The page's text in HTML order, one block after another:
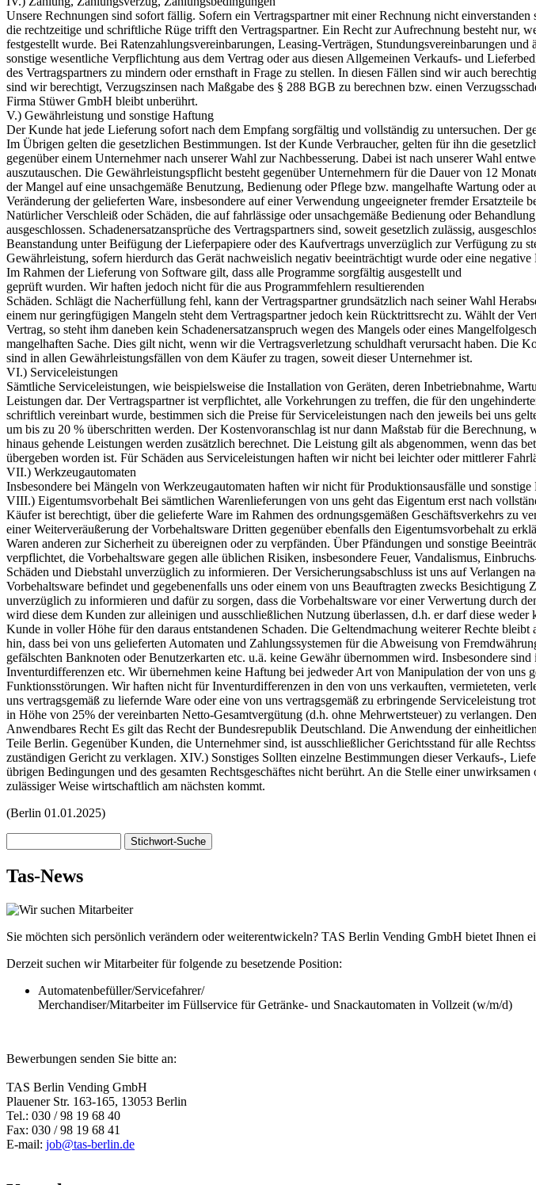
Unsere Rechnungen sind sofort fällig. Sofern ein Vertragspartner mit einer Rechnung nicht
die rechtzeitige und schriftliche Rüge trifft den Vertragspartner. Ein Recht zur Aufrechnung besteht nur,
festgestellt wurde. Bei Ratenzahlungsvereinbarungen, Leasing-Verträgen, Stundungsvereinbarungen
sonstige wesentliche Verpflichtung aus dem Vertrag oder aus diesen Allgemeinen Verkaufs- und
des Vertragspartners zu mindern oder ernsthaft in Frage zu stellen. In diesen Fällen sind wir auch
sind wir berechtigt, Verzugszinsen nach Maßgabe des § 288 BGB zu berechnen bzw. einen
Firma Stüwer GmbH bleibt unberührt.
V.) Gewährleistung und sonstige Haftung
Der Kunde hat jede Lieferung sofort nach dem Empfang sorgfältig und vollständig zu untersuchen.
Im Übrigen gelten die gesetzlichen Bestimmungen. Ist der Kunde Verbraucher, gelten für ihn die
gegenüber einem Unternehmer nach unserer Wahl zur Nachbesserung. Dabei ist nach unserer Wahl
auszutauschen. Die Gewährleistungspflicht besteht gegenüber Unternehmern für die Dauer von 12
der Mangel auf eine unsachgemäße Benutzung, Bedienung oder Pflege bzw. mangelhafte Wartung
Veränderung der gelieferten Ware, insbesondere auf einer Verwendung ungeeigneter fremder
Natürlicher Verschleiß oder Schäden, die auf fahrlässige oder unsachgemäße Bedienung oder
ausgeschlossen. Schadenersatzansprüche des Vertragspartners sind, soweit gesetzlich zulässig,
Beanstandung unter Beifügung der Lieferpapiere oder des Kaufvertrags unverzüglich zur Verfügung zu
Gewährleistung, sofern hierdurch das Gerät nachweislich negativ beeinträchtigt wurde oder eine
Im Rahmen der Lieferung von Software gilt, dass alle Programme sorgfältig ausgestellt und
geprüft wurden. Wir haften jedoch nicht für die aus Programmfehlern resultierenden
Schäden. Schlägt die Nacherfüllung fehl, kann der Vertragspartner grundsätzlich nach seiner Wahl
einem nur geringfügigen Mangeln steht dem Vertragspartner jedoch kein Rücktrittsrecht zu. Wählt der
Vertrag, so steht ihm daneben kein Schadenersatzanspruch wegen des Mangels oder eines
mangelhaften Sache. Dies gilt nicht, wenn wir die Vertragsverletzung schuldhaft verursacht haben. Die
sind in allen Gewährleistungsfällen von dem Käufer zu tragen, soweit dieser Unternehmer ist.
VI.) Serviceleistungen
Sämtliche Serviceleistungen, wie beispielsweise die Installation von Geräten, deren Inbetriebnahme,
Leistungen dar. Der Vertragspartner ist verpflichtet, alle Vorkehrungen zu treffen, die für den
schriftlich vereinbart wurde, bestimmen sich die Preise für Serviceleistungen nach den jeweils bei uns
um bis zu 20 % überschritten werden. Der Kostenvoranschlag ist nur dann Maßstab für die
hinaus gehende Leistungen werden zusätzlich berechnet. Die Leistung gilt als abgenommen, wenn
übergeben worden ist. Für Schäden aus Serviceleistungen haften wir nicht bei leichter oder mittlerer
VII.) Werkzeugautomaten
Insbesondere bei Mängeln von Werkzeugautomaten haften wir nicht für Produktionsausfälle und sonstige
VIII.) Eigentumsvorbehalt Bei sämtlichen Warenlieferungen von uns geht das Eigentum erst nach
Käufer ist berechtigt, über die gelieferte Ware im Rahmen des ordnungsgemäßen Geschäftsverkehrs
einer Weiterveräußerung der Vorbehaltsware Dritten gegenüber ebenfalls den Eigentumsvorbehalt zu
Waren anderen zur Sicherheit zu übereignen oder zu verpfänden. Über Pfändungen und sonstige
verpflichtet, die Vorbehaltsware gegen alle üblichen Risiken, insbesondere Feuer, Vandalismus,
Schäden und Diebstahl unverzüglich zu informieren. Der Versicherungsabschluss ist uns auf
Vorbehaltsware befindet und gegebenenfalls uns oder einem von uns Beauftragten zwecks
unverzüglich zu informieren und dafür zu sorgen, dass die Vorbehaltsware vor einer Verwertung durch
wird diese dem Kunden zur alleinigen und ausschließlichen Nutzung überlassen, d.h. er darf diese
Kunde in voller Höhe für den daraus entstandenen Schaden. Die Geltendmachung weiterer Rechte
hin, dass bei von uns gelieferten Automaten und Zahlungssystemen für die Abweisung von
gefälschten Banknoten oder Benutzerkarten etc. u.ä. keine Gewähr übernommen wird. Insbesondere
Inventurdifferenzen etc. Wir übernehmen keine Haftung bei jedweder Art von Manipulation der von uns
Funktionsstörungen. Wir haften nicht für Inventurdifferenzen in den von uns verkauften, vermieteten,
uns vertragsgemäß zu liefernde Ware oder eine von uns vertragsgemäß zu erbringende Serviceleistung
in Höhe von 25% der vereinbarten Netto-Gesamtvergütung (d.h. ohne Mehrwertsteuer) zu verlangen.
Anwendbares Recht Es gilt das Recht der Bundesrepublik Deutschland. Die Anwendung der
Teile Berlin. Gegenüber Kunden, die Unternehmer sind, ist ausschließlicher Gerichtsstand für alle
zuständigen Gericht zu verklagen. XIV.) Sonstiges Sollten einzelne Bestimmungen dieser Verkaufs-,
übrigen Bedingungen und des gesamten Rechtsgeschäftes nicht berührt. An die Stelle einer
zulässiger Weise wirtschaftlich am nächsten kommt.
(Berlin 01.01.2025)
Suche
Tas-News
Sie möchten sich persönlich verändern oder weiterentwickeln? TAS Berlin Vending GmbH bietet Ihnen
Derzeit suchen wir Mitarbeiter für folgende zu besetzende Position:
Automatenbefüller/Servicefahrer/
Merchandiser/Mitarbeiter im Füllservice für Getränke- und Snackautomaten in Vollzeit (w/m/d)
Bewerbungen senden Sie bitte an:
TAS Berlin Vending GmbH
Plauener Str. 163-165, 13053 Berlin
Tel.: 030 / 98 19 68 40
Fax: 030 / 98 19 68 41
E-mail: job@tas-berlin.de